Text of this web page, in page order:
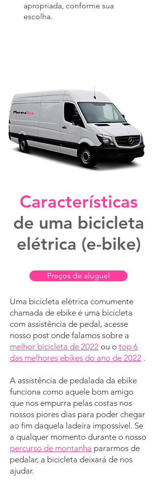
apropriada, conforme sua
escolha.
Sua bicicleta ao pé do
caminho!
Serviço de coleta
móvel em
BarcelonaeLleida
serviço móvel.
Basta nos informar qual a rota que
deseja seguir e nós encontraremos
ponto de entrega mais próximo .
Se preferir, você pode parar em
coletar e entregar mais e-bikes.
Características
de uma bicicleta
elétrica (e-bike)
Preços de aluguel
Uma bicicleta elétrica comumente
chamada de ebike é uma bicicleta
com assistência de pedal, acesse
nosso post onde falamos sobre a
melhor bicicleta de 2022 ou o top 6
das melhores ebikes do ano de 2022 .
A assistência de pedalada da ebike
funciona como aquele bom amigo
que nos empurra pelas costas nos
nossos piores dias para poder chegar
ao fim daquela ladeira impossível. Se
a qualquer momento durante o nosso
percurso de montanha pararmos de
pedalar, a bicicleta deixará de nos
ajudar.